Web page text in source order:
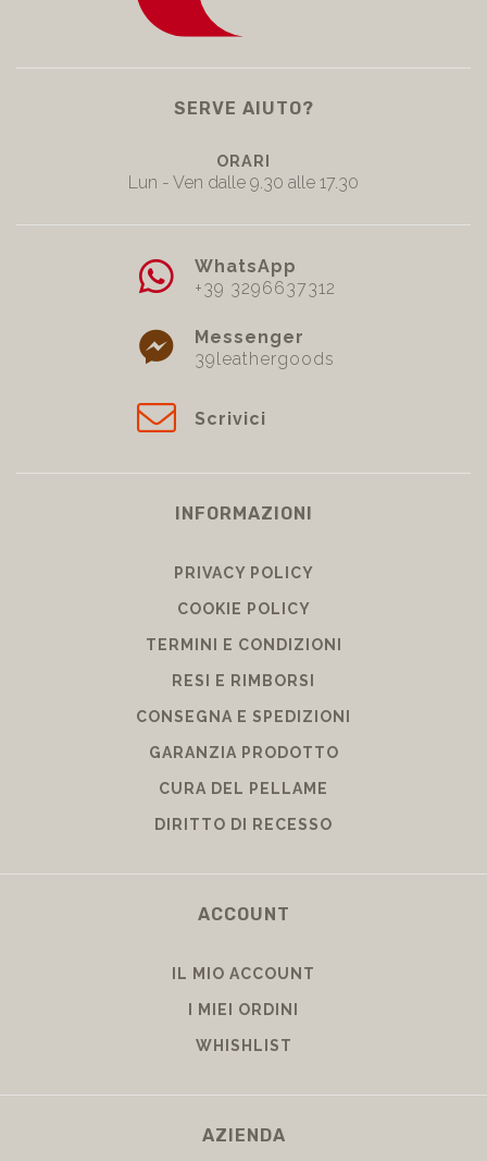
SERVE AIUTO?
ORARI
Lun - Ven dalle 9.30 alle 17.30
WhatsApp
+39 3296637312
Messenger
39leathergoods
Scrivici
INFORMAZIONI
PRIVACY POLICY
COOKIE POLICY
TERMINI E CONDIZIONI
RESI E RIMBORSI
CONSEGNA E SPEDIZIONI
GARANZIA PRODOTTO
CURA DEL PELLAME
DIRITTO DI RECESSO
ACCOUNT
IL MIO ACCOUNT
I MIEI ORDINI
WHISHLIST
AZIENDA